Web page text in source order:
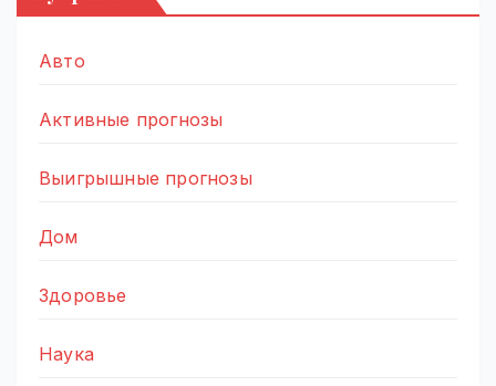
Авто
Активные прогнозы
Выигрышные прогнозы
Дом
Здоровье
Наука